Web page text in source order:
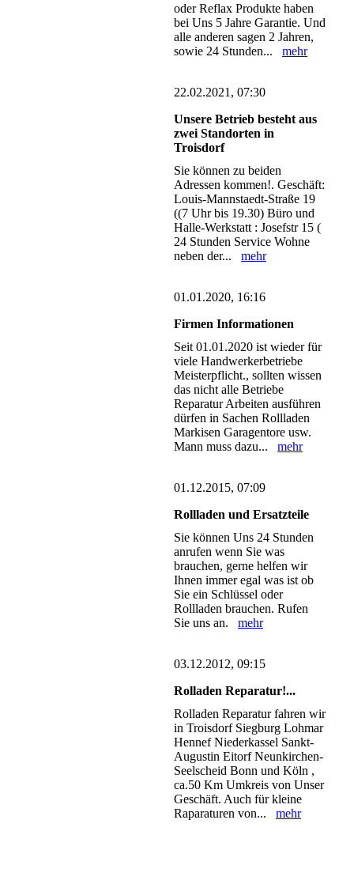
oder Reflax Produkte haben
bei Uns 5 Jahre Garantie. Und
alle anderen sagen 2 Jahren,
sowie 24 Stunden...mehr
22.02.2021, 07:30
Unsere Betrieb besteht aus
zwei Standorten in
Troisdorf
Sie können zu beiden
Adressen kommen!. Geschäft:
Louis-Mannstaedt-Straße 19
((7 Uhr bis 19.30) Büro und
Halle-Werkstatt : Josefstr 15 (
24 Stunden Service Wohne
neben der...mehr
01.01.2020, 16:16
Firmen Informationen
Seit 01.01.2020 ist wieder für
viele Handwerkerbetriebe
Meisterpflicht., sollten wissen
das nicht alle Betriebe
Reparatur Arbeiten ausführen
dürfen in Sachen Rollladen
Markisen Garagentore usw.
Mann muss dazu...mehr
01.12.2015, 07:09
Rollladen und Ersatzteile
Sie können Uns 24 Stunden
anrufen wenn Sie was
brauchen, gerne helfen wir
Ihnen immer egal was ist ob
Sie ein Schlüssel oder
Rollladen brauchen. Rufen
Sie uns an.mehr
03.12.2012, 09:15
Rolladen Reparatur!...
Rolladen Reparatur fahren wir
in Troisdorf Siegburg Lohmar
Hennef Niederkassel Sankt-
Augustin Eitorf Neunkirchen-
Seelscheid Bonn und Köln ,
ca.50 Km Umkreis von Unser
Geschäft. Auch für kleine
Raparaturen von...mehr